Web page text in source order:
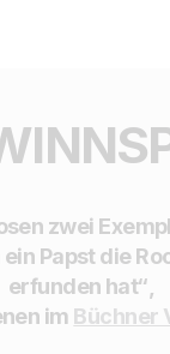
zwei
ein Papst die
erfunden hat“
im Büchner